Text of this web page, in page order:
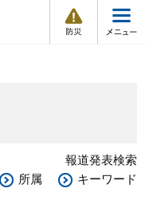
メ
報道発表検索
所属 キーワード